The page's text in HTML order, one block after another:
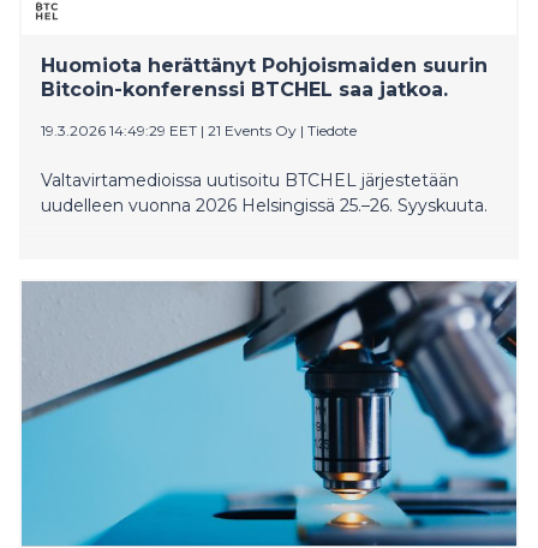
Huomiota herättänyt Pohjoismaiden suurin
Bitcoin-konferenssi BTCHEL saa jatkoa.
19.3.2026 14:49:29 EET | 21 Events Oy | Tiedote
Valtavirtamedioissa uutisoitu BTCHEL järjestetään
uudelleen vuonna 2026 Helsingissä 25.–26. Syyskuuta.